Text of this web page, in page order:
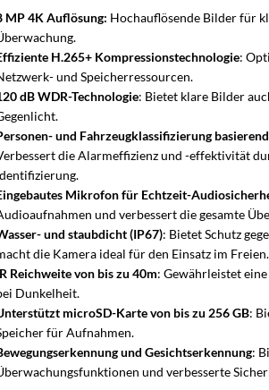
MP 4K Auflösung: Hochauflösende Bilder für
H.265+ Kompressionstechnologie:
und Speicherressourcen.
dB WDR-Technologie: Bietet klare Bilder
und Fahrzeugklassifizierung
die Alarmeffizienz und -effektivität
Mikrofon für Echtzeit-
und verbessert die gesamte
und staubdicht (IP67): Bietet Schutz
die Kamera ideal für den Einsatz im Freien.
Reichweite von bis zu 40m: Gewährleistet
Dunkelheit.
microSD-Karte von bis zu 256 GB:
für Aufnahmen.
und Gesichtserkennung:
und verbesserte